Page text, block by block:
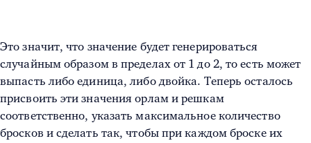
Это значит, что значение будет генерироваться
случайным образом в пределах от 1 до 2, то есть может
выпасть либо единица, либо двойка. Теперь осталось
присвоить эти значения орлам и решкам
соответственно, указать максимальное количество
бросков и сделать так, чтобы при каждом броске их